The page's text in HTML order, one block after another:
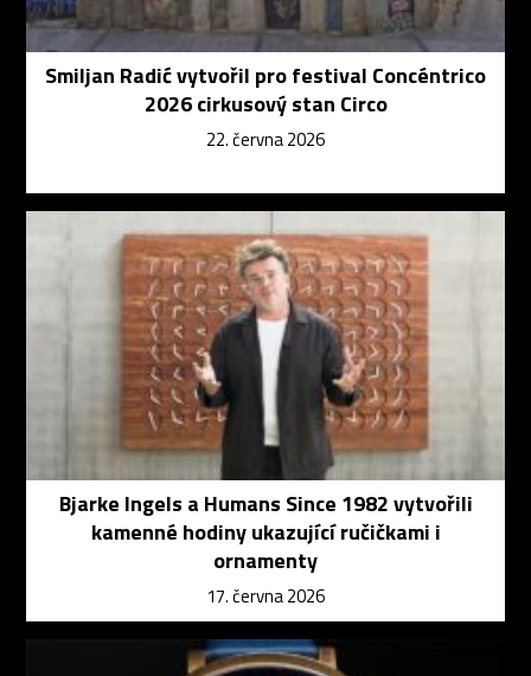
Smiljan Radić vytvořil pro festival Concéntrico
2026 cirkusový stan Circo
22. června 2026
Bjarke Ingels a Humans Since 1982 vytvořili
kamenné hodiny ukazující ručičkami i
ornamenty
17. června 2026